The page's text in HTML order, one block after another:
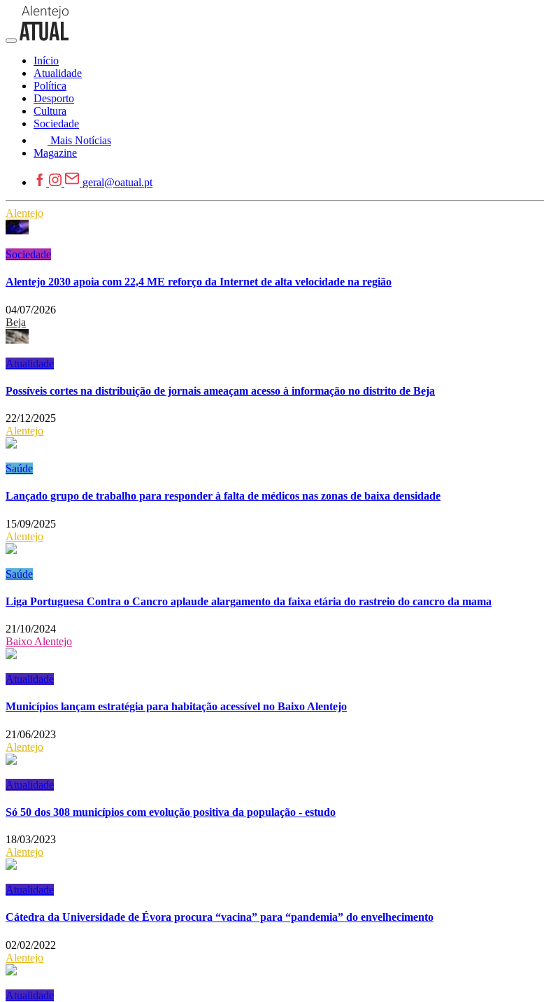
Início
Atualidade
Política
Desporto
Cultura
Sociedade
Mais Notícias
Magazine
geral@oatual.pt
Alentejo
Sociedade
Alentejo 2030 apoia com 22,4 ME reforço da Internet de alta velocidade na região
04/07/2026
Beja
Atualidade
Possíveis cortes na distribuição de jornais ameaçam acesso à informação no distrito de Beja
22/12/2025
Alentejo
Saúde
Lançado grupo de trabalho para responder à falta de médicos nas zonas de baixa densidade
15/09/2025
Alentejo
Saúde
Liga Portuguesa Contra o Cancro aplaude alargamento da faixa etária do rastreio do cancro da mama
21/10/2024
Baixo Alentejo
Atualidade
Municípios lançam estratégia para habitação acessível no Baixo Alentejo
21/06/2023
Alentejo
Atualidade
Só 50 dos 308 municípios com evolução positiva da população - estudo
18/03/2023
Alentejo
Atualidade
Cátedra da Universidade de Évora procura “vacina” para “pandemia” do envelhecimento
02/02/2022
Alentejo
Atualidade